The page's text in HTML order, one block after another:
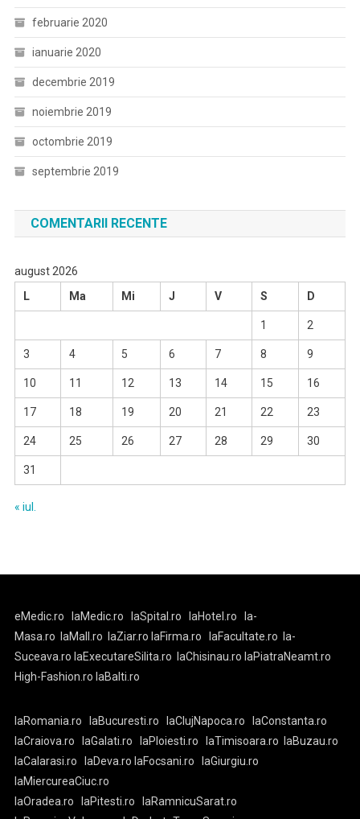
februarie 2020
ianuarie 2020
decembrie 2019
noiembrie 2019
octombrie 2019
septembrie 2019
COMENTARII RECENTE
august 2026
L
Ma Mi J V S D
1 2
3 4 5 6 7 8 9
10 11 12 13 14 15 16
17 18 19 20 21 22 23
24 25 26 27 28 29 30
31
« iul.
eMedic.ro laMedic.ro laSpital.ro laHotel.ro
la-
Masa.ro
laMall.ro laZiar.ro laFirma.ro laFacultate.ro
la-
Suceava.ro laExecutareSilita.ro laChisinau.ro laPiatraNeamt.ro
High-Fashion.ro laBalti.ro
laRomania.ro laBucuresti.ro laClujNapoca.ro
laConstanta.ro
laCraiova.ro
laGalati.ro laPloiesti.ro laTimisoara.ro
laBuzau.ro
laCalarasi.ro
laDeva.ro laFocsani.ro
laGiurgiu.ro
laMiercureaCiuc.ro
laOradea.ro
laPitesti.ro
laRamnicuSarat.ro